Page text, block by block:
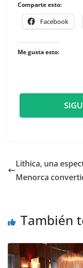
Comparte esto:
Facebook
Me gusta esto:
​Lithica, una
Menorca
También